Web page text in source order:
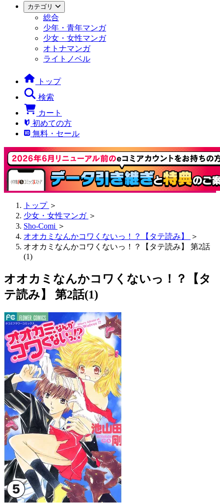
カテゴリ
総合
少年・青年マンガ
少女・女性マンガ
オトナマンガ
ライトノベル
トップ
検索
カート
初めての方
無料・セール
トップ ＞
少女・女性マンガ ＞
Sho-Comi ＞
オオカミなんかコワくないっ！？【タテ読み】
＞
オオカミなんかコワくないっ！？【タテ読み】 第2話
(1)
オオカミなんかコワくないっ！？【タ
テ読み】 第2話(1)